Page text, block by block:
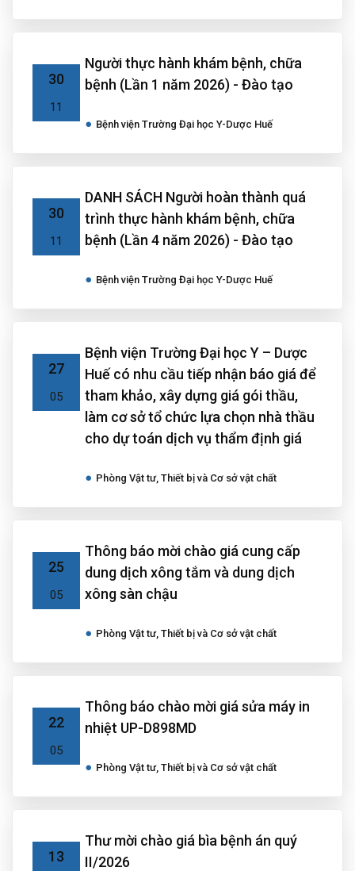
30
11
Người thực hành khám bệnh, chữa
bệnh (Lần 1 năm 2026) - Đào tạo
Bệnh viện Trường Đại học Y-Dược Huế
30
11
DANH SÁCH Người hoàn thành quá
trình thực hành khám bệnh, chữa
bệnh (Lần 4 năm 2026) - Đào tạo
Bệnh viện Trường Đại học Y-Dược Huế
27
05
Bệnh viện Trường Đại học Y – Dược
Huế có nhu cầu tiếp nhận báo giá để
tham khảo, xây dựng giá gói thầu,
làm cơ sở tổ chức lựa chọn nhà thầu
cho dự toán dịch vụ thẩm định giá
Phòng Vật tư, Thiết bị và Cơ sở vật chất
25
05
Thông báo mời chào giá cung cấp
dung dịch xông tắm và dung dịch
xông sàn chậu
Phòng Vật tư, Thiết bị và Cơ sở vật chất
22
05
Thông báo chào mời giá sửa máy in
nhiệt UP-D898MD
Phòng Vật tư, Thiết bị và Cơ sở vật chất
13
Thư mời chào giá bìa bệnh án quý
II/2026